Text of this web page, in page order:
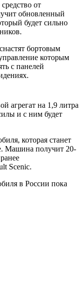
от
обновленный
будет сильно
бортовым
которым
с панелей
агрегат на 1,9 литра
и с ним будет
которая станет
Машина получит 20-
Scenic.
в России пока